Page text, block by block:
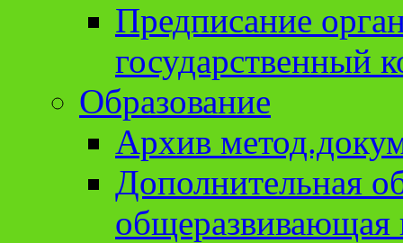
Предписание
государственный
Образование
Архив
Дополнительная